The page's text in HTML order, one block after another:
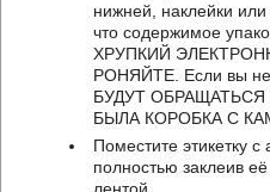
нижней, наклейки
что содержимое
ХРУПКИЙ
РОНЯЙТЕ. Если вы не
БУДУТ ОБРАЩАТЬСЯ
БЫЛА КОРОБКА С
Поместите этикетку с
полностью заклеив